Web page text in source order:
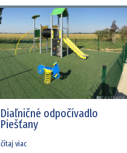
Diaľničné odpočívadlo
Piešťany
čítaj viac